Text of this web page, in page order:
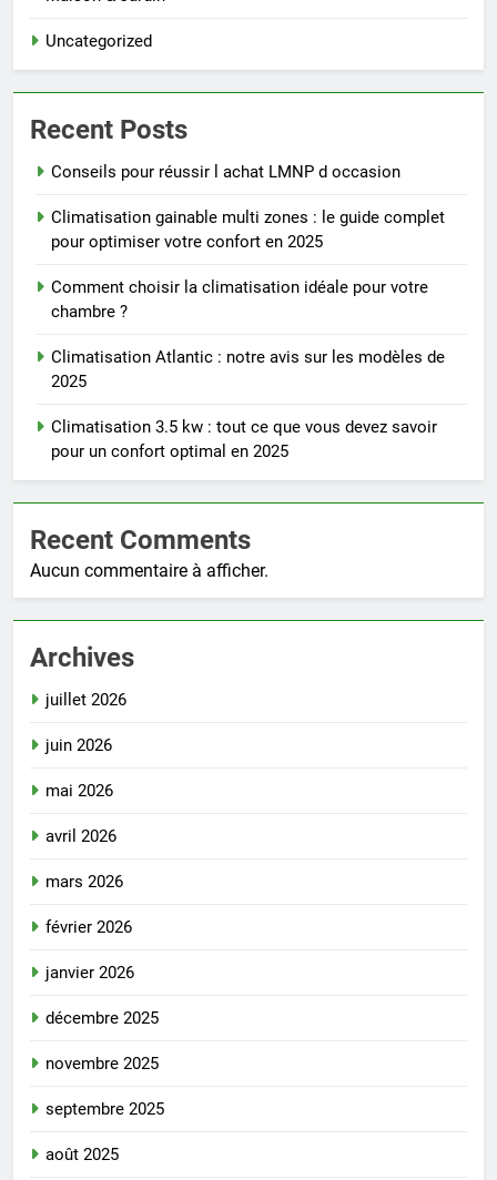
Uncategorized
Recent Posts
Conseils pour réussir l achat LMNP d occasion
Climatisation gainable multi zones : le guide complet
pour optimiser votre confort en 2025
Comment choisir la climatisation idéale pour votre
chambre ?
Climatisation Atlantic : notre avis sur les modèles de
2025
Climatisation 3.5 kw : tout ce que vous devez savoir
pour un confort optimal en 2025
Recent Comments
Aucun commentaire à afficher.
Archives
juillet 2026
juin 2026
mai 2026
avril 2026
mars 2026
février 2026
janvier 2026
décembre 2025
novembre 2025
septembre 2025
août 2025